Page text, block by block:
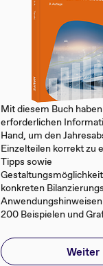
Mit diesem Buch
erforderlichen
Hand, um den
Einzelteilen korrekt zu
Tipps sowie
konkreten
200 Beispielen und
Weiter